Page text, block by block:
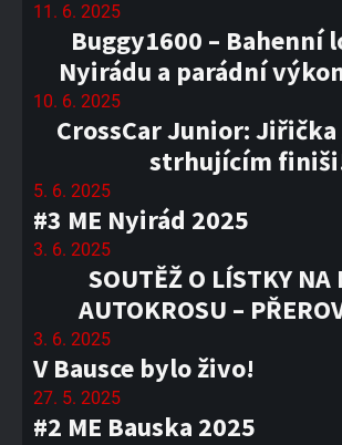
11. 6. 2025
Buggy1600 – Bahenní
Nyirádu a parádní
10. 6. 2025
CrossCar Junior:
strhujícím
5. 6. 2025
#3 ME Nyirád 2025
3. 6. 2025
SOUTĚŽ O LÍSTKY NA
AUTOKROSU –
3. 6. 2025
V Bausce bylo živo!
27. 5. 2025
#2 ME Bauska 2025